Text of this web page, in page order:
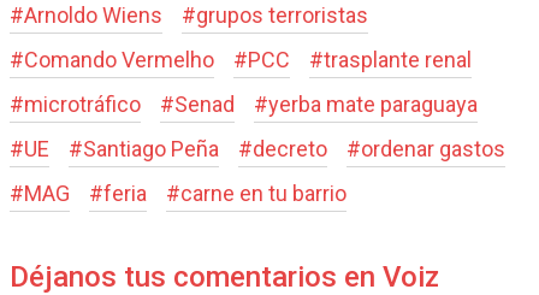
#Arnoldo Wiens #grupos terroristas
#Comando Vermelho #PCC #trasplante renal
#microtráfico #Senad #yerba mate paraguaya
#UE #Santiago Peña #decreto #ordenar gastos
#MAG #feria #carne en tu barrio
Déjanos tus comentarios en Voiz